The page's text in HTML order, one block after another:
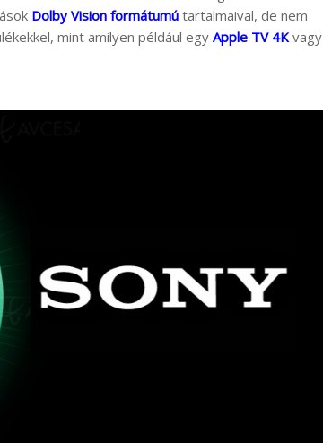
Dolby Vision formátumú tartalmaival, de nem
mint amilyen például egy Apple TV 4Kvagy